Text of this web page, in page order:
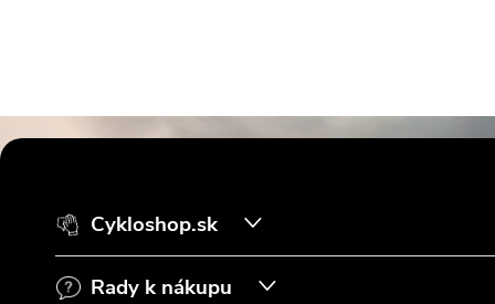
Z
Cykloshop.sk
Rady k nákupu